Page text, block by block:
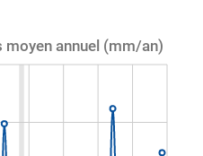
annuel (mm/an)